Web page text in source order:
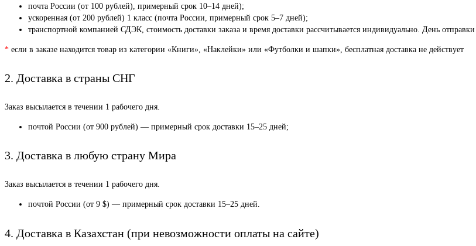
почта России (от 100 рублей), примерный срок 10–14 дней);
ускоренная (от 200 рублей) 1 класс (почта России, примерный срок 5–7 дней);
транспортной компанией СДЭК, стоимость доставки заказа и время доставки рассчитывается индивидуально. День отправки
* если в заказе находится товар из категории «Книги», «Наклейки» или «Футболки и шапки», бесплатная доставка не действует
2. Доставка в страны СНГ
Заказ высылается в течении 1 рабочего дня.
почтой России (от 900 рублей) — примерный срок доставки 15–25 дней;
3. Доставка в любую страну Мира
Заказ высылается в течении 1 рабочего дня.
почтой России (от 9 $) — примерный срок доставки 15–25 дней.
4. Доставка в Казахстан (при невозможности оплаты на сайте)